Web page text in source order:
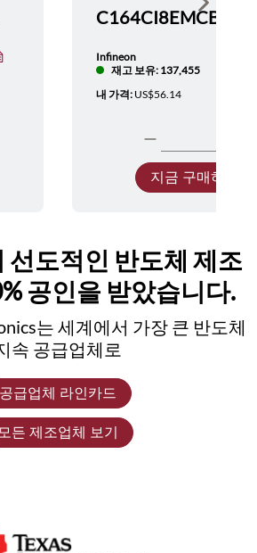
Infineon
재고 보유: 137,455
내 가격: US$56.14
지금 구매하기
Show
선도적인 반도체 제조
공인을 받았습니다.
는 세계에서 가장 큰 반도체
속 공급업체로
공급업체 라인카드
든 제조업체 보기